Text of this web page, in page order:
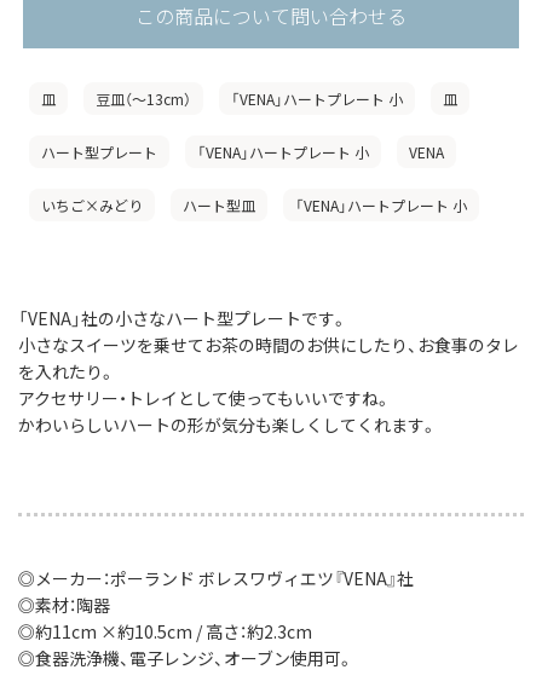
この商品について問い合わせる
皿 豆皿（〜13cm） 「VENA」ハートプレート 小 皿
ハート型プレート 「VENA」ハートプレート 小 VENA
いちご×みどり ハート型皿 「VENA」ハートプレート 小
「VENA」社の小さなハート型プレートです。
小さなスイーツを乗せてお茶の時間のお供にしたり、お食事のタレ
を入れたり。
アクセサリー・トレイとして使ってもいいですね。
かわいらしいハートの形が気分も楽しくしてくれます。
◎メーカー：ポーランド ボレスワヴィエツ『VENA』社
◎素材：陶器
◎約11cm ×約10.5cm / 高さ：約2.3cm
◎食器洗浄機、電子レンジ、オーブン使用可。